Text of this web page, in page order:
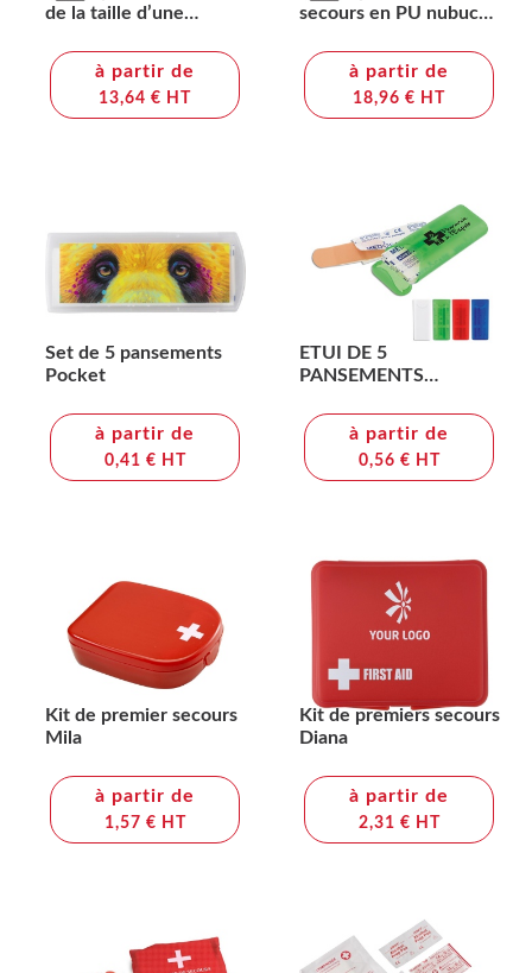
de la taille d’une
à partir de
13,64 € HT
secours en PU nubuck
à partir de
18,96 € HT
Set de 5 pansements
Pocket
à partir de
0,41 € HT
ETUI DE 5
PANSEMENTS
à partir de
0,56 € HT
Kit de premier secours
Mila
à partir de
1,57 € HT
Kit de premiers secours
Diana
à partir de
2,31 € HT